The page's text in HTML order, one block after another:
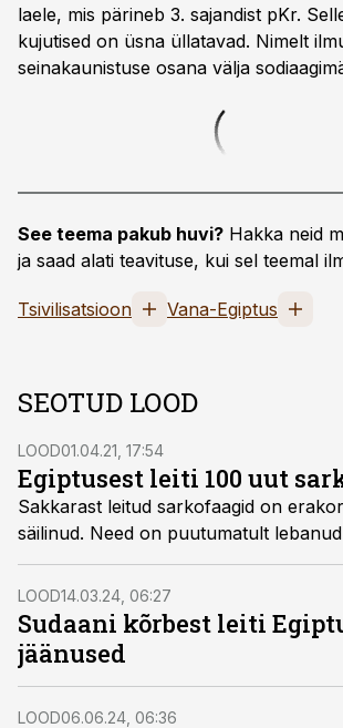
laele, mis pärineb 3. sajandist pKr.
kujutised on üsna üllatavad. Nimelt
seina­kaunistuse osana välja
See teema pakub huvi? Hakka neid
ja saad alati teavituse, kui sel teemal
Tsivilisatsioon Vana-Egiptus
SEOTUD LOOD
LOOD01.04.21, 17:54
Egiptusest leiti 100 uut
Sakkarast leitud sarkofaagid on
säilinud. Need on puutumatult
LOOD14.03.24, 06:27
Sudaani kõrbest leiti
jäänused
LOOD06.06.24, 06:36